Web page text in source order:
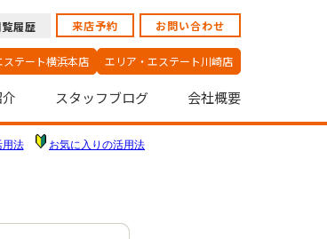
履歴 来店予約 お問い合わせ
テート横浜本店 エリア・エステート川崎店
スタッフブログ 会社概要
用法 お気に入りの活用法